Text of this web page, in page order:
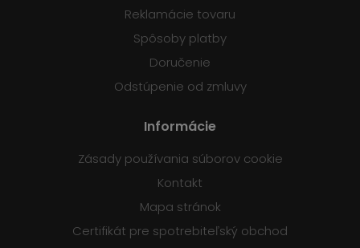
Reklamácie tovaru
Spôsoby platby
Doručenie
Odstúpenie od zmluvy
Informácie
Zásady používania súborov cookie
Kontakt
Mapa stránok
Certifikát pre spotrebiteľský obchod